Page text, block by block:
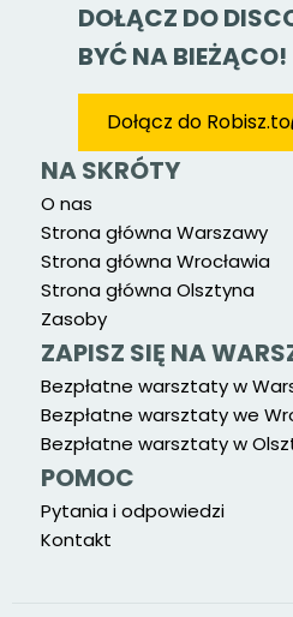
DOŁĄCZ DO
BYĆ NA BIEŻĄCO!
Dołącz do Robisz.to
NA SKRÓTY
O nas
Strona główna Warszawy
Strona główna Wrocławia
Strona główna Olsztyna
Zasoby
ZAPISZ SIĘ NA
Bezpłatne warsztaty w
Bezpłatne warsztaty we
Bezpłatne warsztaty w
POMOC
Pytania i odpowiedzi
Kontakt